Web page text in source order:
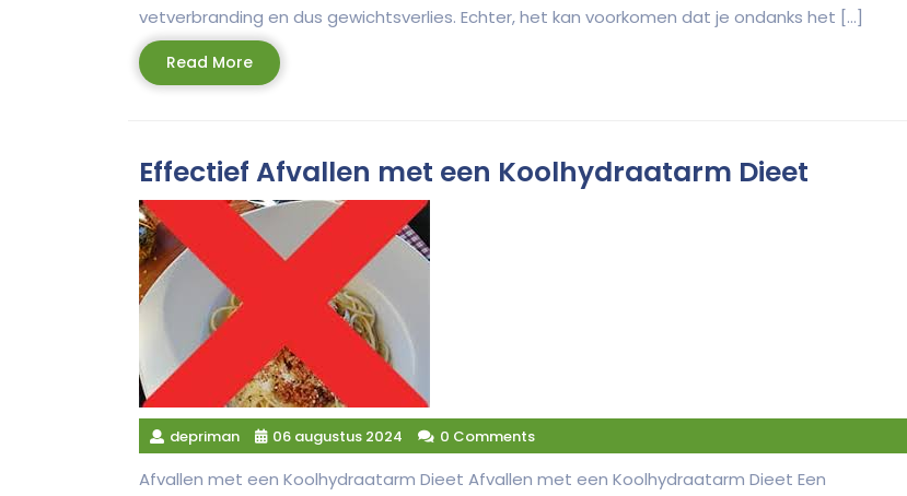
vetverbranding en dus gewichtsverlies. Echter, het kan voorkomen dat je ondanks het […]
Read MoreRead
More
Effectief Afvallen met een Koolhydraatarm Dieet
depriman 06 augustus 2024 0 Comments
Afvallen met een Koolhydraatarm Dieet Afvallen met een Koolhydraatarm Dieet Een